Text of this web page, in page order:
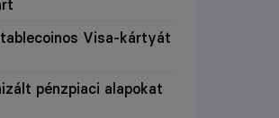
Visa-kártyát
pénzpiaci alapokat